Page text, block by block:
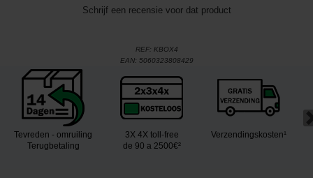
Schrijf een recensie voor dat product
REF: KBOX4
EAN: 5060323808429
Tevreden - omruiling
Terugbetaling
3X 4X toll-free
de 90 a 2500€²
Verzendingskosten¹